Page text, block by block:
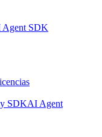
Agent SDK
SDKAI Agent